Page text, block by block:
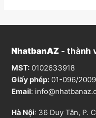
NhatbanAZ - thành
MST: 0102633918
Giấy phép: 01-096/
Email:
Hà Nội: 36 Duy Tân, P.